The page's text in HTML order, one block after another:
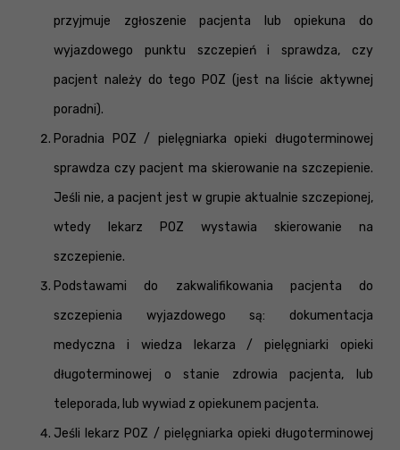
przyjmuje zgłoszenie pacjenta lub opiekuna do
wyjazdowego punktu szczepień i sprawdza, czy
pacjent należy do tego POZ (jest na liście aktywnej
poradni).
Poradnia POZ / pielęgniarka opieki długoterminowej
sprawdza czy pacjent ma skierowanie na szczepienie.
Jeśli nie, a pacjent jest w grupie aktualnie szczepionej,
wtedy lekarz POZ wystawia skierowanie na
szczepienie.
Podstawami do zakwalifikowania pacjenta do
szczepienia wyjazdowego są: dokumentacja
medyczna i wiedza lekarza / pielęgniarki opieki
długoterminowej o stanie zdrowia pacjenta, lub
teleporada, lub wywiad z opiekunem pacjenta.
Jeśli lekarz POZ / pielęgniarka opieki długoterminowej